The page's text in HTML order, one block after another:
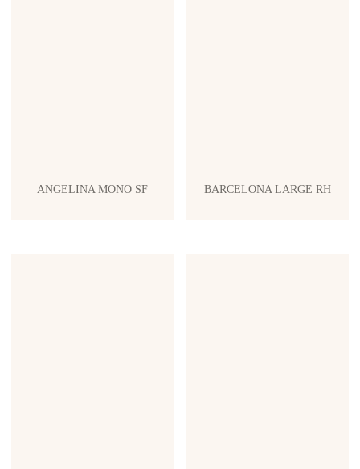
ANGELINA MONO SF BARCELONA LARGE RH